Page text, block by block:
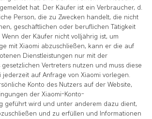
hat. Der Käufer ist ein Verbraucher, d.
Person, die zu Zwecken handelt, die nicht
geschäftlichen oder beruflichen Tätigkeit
der Käufer nicht volljährig ist, um
mit Xiaomi abzuschließen, kann er die auf
Dienstleistungen nur mit der
gesetzlichen Vertreters nutzen und muss diese
jederzeit auf Anfrage von Xiaomi vorlegen.
Konto des Nutzers auf der Website,
der Xiaomi-Konto-
geführt wird und unter anderem dazu dient,
und zu erfüllen und Informationen